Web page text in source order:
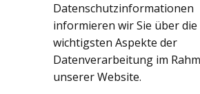
Datenschutzinformationen
informieren wir Sie über die
wichtigsten Aspekte der
Datenverarbeitung im
unserer Website.